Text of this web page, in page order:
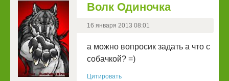
Волк Одиночка
16 января 2013 08:01
а можно вопросик задать а что с
собачкой? =)
Цитировать